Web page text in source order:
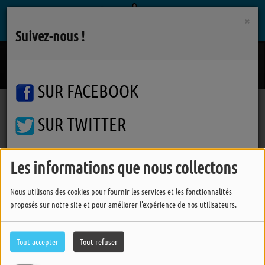
Les informations que nous collectons
Nous utilisons des cookies pour fournir les services et les fonctionnalités
proposés sur notre site et pour améliorer l'expérience de nos utilisateurs.
Tout accepter Tout refuser
Podcasts Phil's Music Phil's Music
Phil's Music
×
Suivez-nous !
SUR FACEBOOK
SUR TWITTER
SUR INSTAGRAM
FERMER